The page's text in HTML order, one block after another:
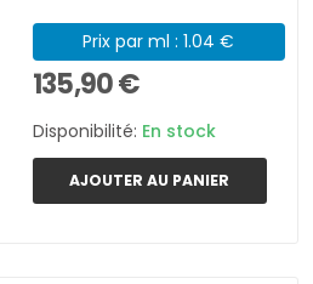
Prix par ml : 1.04 €
135,90 €
Disponibilité: En stock
AJOUTER AU PANIER